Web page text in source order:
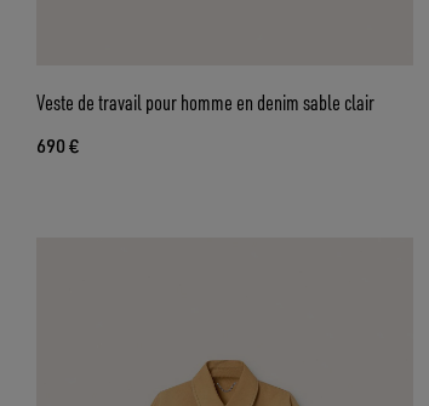
Veste de travail pour homme en denim sable clair
690 €